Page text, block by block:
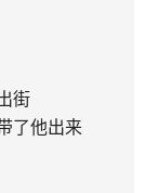
街
了他出来